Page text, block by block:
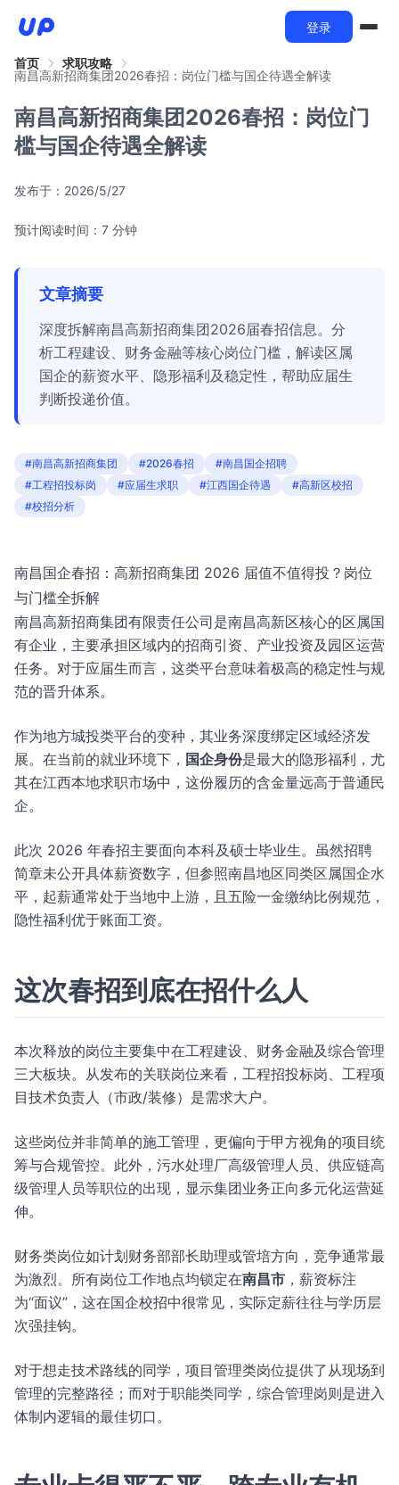
登录
首页
求职攻略
南昌高新招商集团2026春招：岗位门槛与国企待遇全解读
南昌高新招商集团2026春招：岗位门
槛与国企待遇全解读
发布于： 2026/5/27
预计阅读时间：7 分钟
文章摘要
深度拆解南昌高新招商集团2026届春招信息。分
析工程建设、财务金融等核心岗位门槛，解读区属
国企的薪资水平、隐形福利及稳定性，帮助应届生
判断投递价值。
#南昌高新招商集团 #2026春招
#南昌国企招聘
#工程招投标岗
#应届生求职 #江西国企待遇
#高新区校招
#校招分析
南昌国企春招：高新招商集团 2026 届值不值得投？岗位
与门槛全拆解
南昌高新招商集团有限责任公司是南昌高新区核心的区属国
有企业，主要承担区域内的招商引资、产业投资及园区运营
任务。对于应届生而言，这类平台意味着极高的稳定性与规
范的晋升体系。
作为地方城投类平台的变种，其业务深度绑定区域经济发
展。在当前的就业环境下， 国企身份是最大的隐形福利，尤
其在江西本地求职市场中，这份履历的含金量远高于普通民
企。
此次 2026 年春招主要面向本科及硕士毕业生。虽然招聘
简章未公开具体薪资数字，但参照南昌地区同类区属国企水
平，起薪通常处于当地中上游，且五险一金缴纳比例规范，
隐性福利优于账面工资。
这次春招到底在招什么人
本次释放的岗位主要集中在工程建设、财务金融及综合管理
三大板块。从发布的关联岗位来看，工程招投标岗、工程项
目技术负责人（市政/装修）是需求大户。
这些岗位并非简单的施工管理，更偏向于甲方视角的项目统
筹与合规管控。此外，污水处理厂高级管理人员、供应链高
级管理人员等职位的出现，显示集团业务正向多元化运营延
伸。
财务类岗位如计划财务部部长助理或管培方向，竞争通常最
为激烈。所有岗位工作地点均锁定在南昌市 ，薪资标注
为“面议”，这在国企校招中很常见，实际定薪往往与学历层
次强挂钩。
对于想走技术路线的同学，项目管理类岗位提供了从现场到
管理的完整路径；而对于职能类同学，综合管理岗则是进入
体制内逻辑的最佳切口。